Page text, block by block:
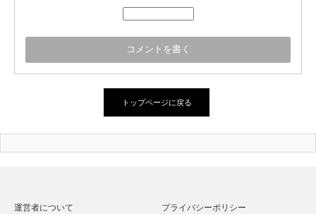
トップページに戻る
運営者について プライバシーポリシー